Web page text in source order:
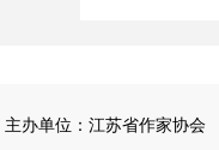
主办单位：江苏省作家协会